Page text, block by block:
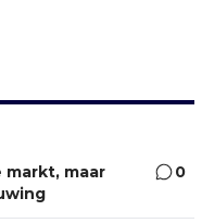
markt, maar
0